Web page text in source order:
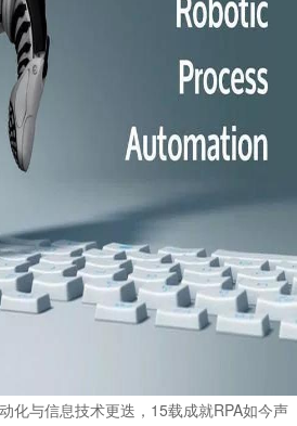
与信息技术更迭，15载成就RPA如今声